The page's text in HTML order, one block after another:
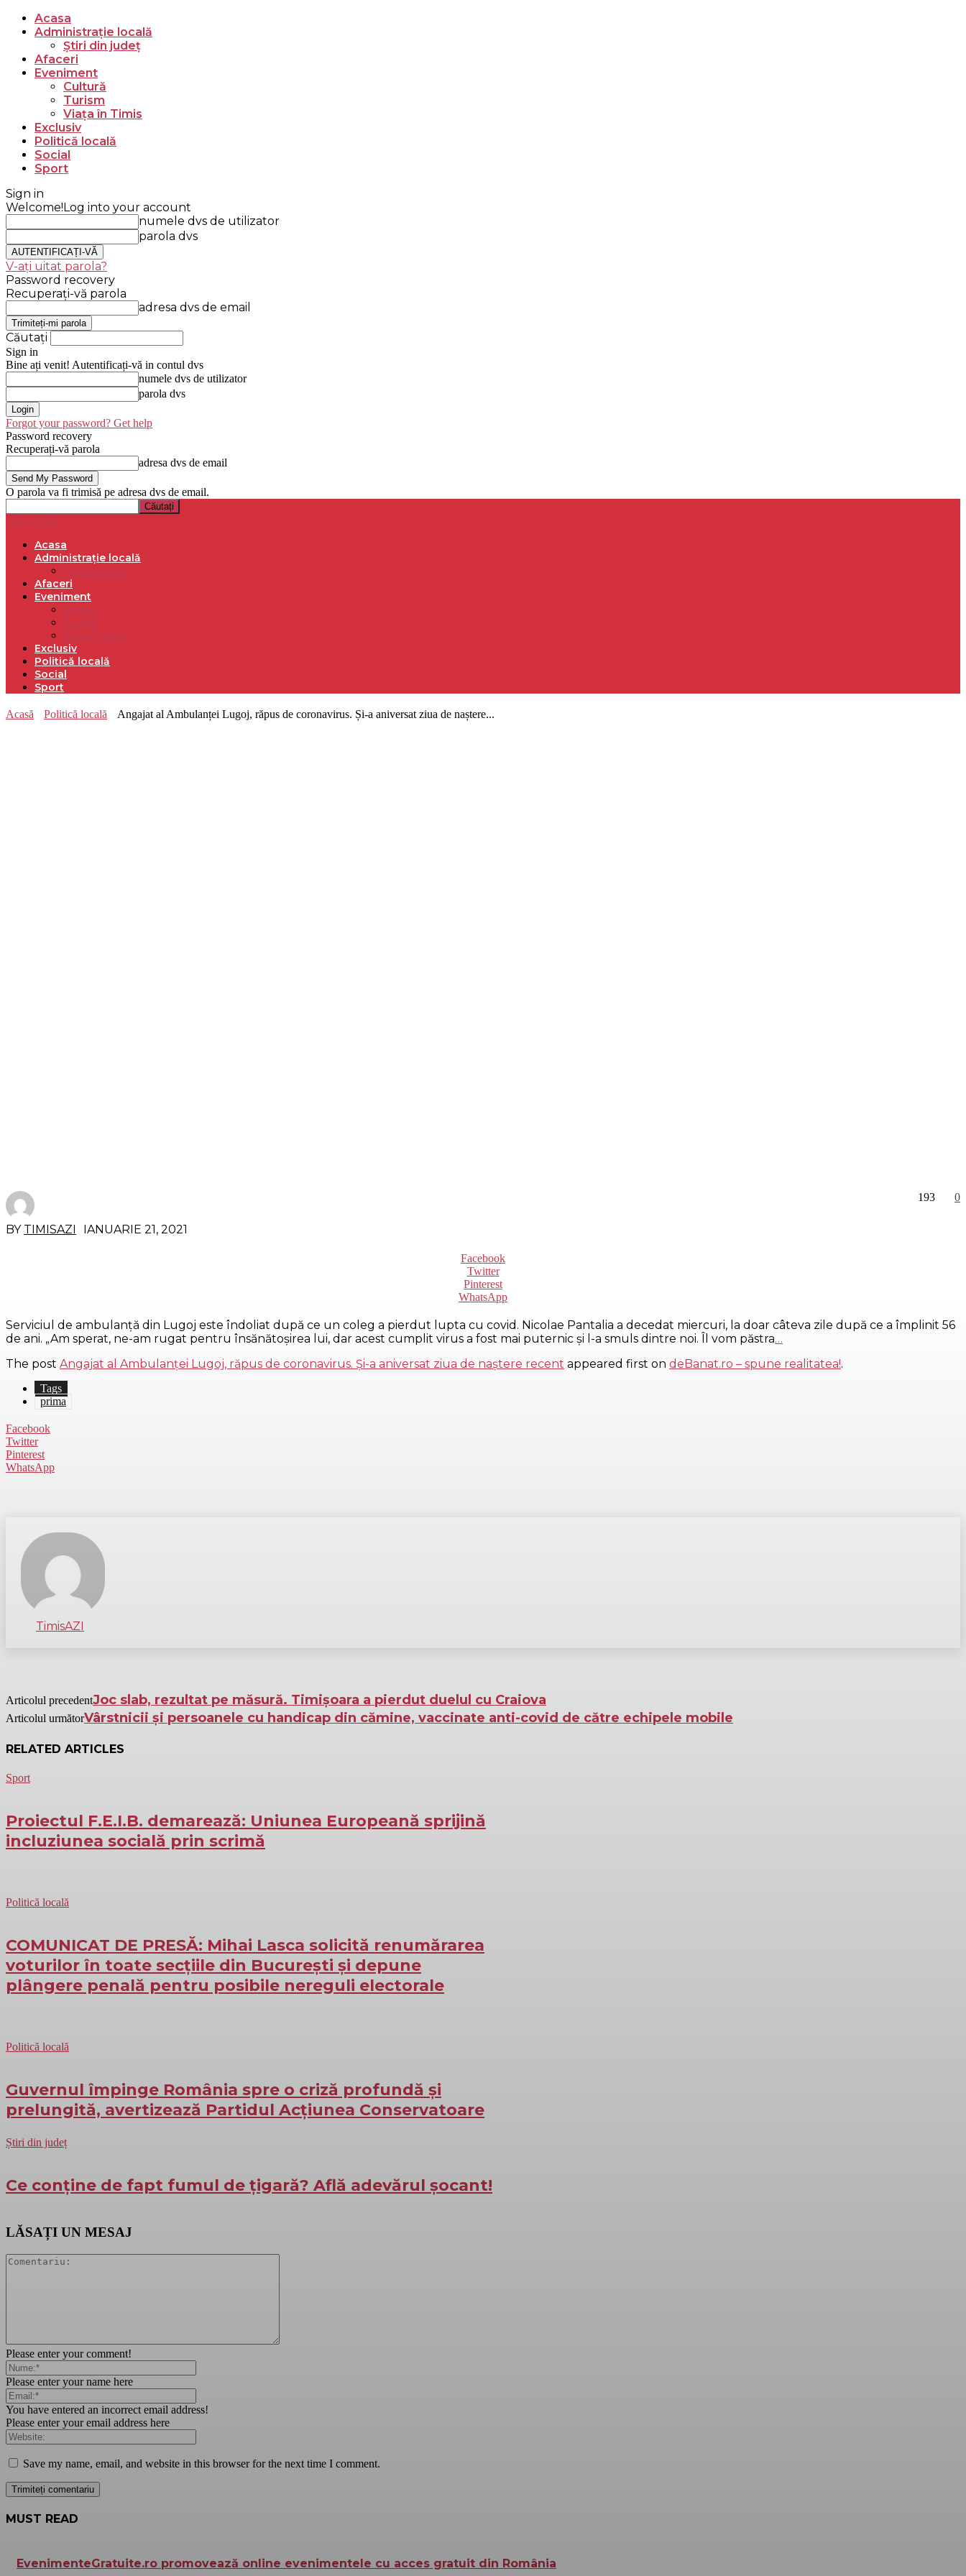
Acasa
Administrație locală
Știri din județ
Afaceri
Eveniment
Cultură
Turism
Viața în Timis
Exclusiv
Politică locală
Social
Sport
Sign in
Welcome!Log into your account
numele dvs de utilizator
parola dvs
V-ați uitat parola?
Password recovery
Recuperați-vă parola
adresa dvs de email
Căutați
Sign in
Bine ați venit! Autentificați-vă in contul dvs
numele dvs de utilizator
parola dvs
Forgot your password? Get help
Password recovery
Recuperați-vă parola
adresa dvs de email
O parola va fi trimisă pe adresa dvs de email.
Acasa
Administrație locală
Afaceri
Eveniment
Exclusiv
Politică locală
Social
Sport
Acasă Politică locală Angajat al Ambulanței Lugoj, răpus de coronavirus. Și-a aniversat ziua de naștere...
BY TIMISAZI IANUARIE 21, 2021
0
193
Facebook
Twitter
Pinterest
WhatsApp
Serviciul de ambulanță din Lugoj este îndoliat după ce un coleg a pierdut lupta cu covid. Nicolae Pantalia a decedat miercuri, la doar câteva zile după ce a împlinit 56
de ani. „Am sperat, ne-am rugat pentru însănătoșirea lui, dar acest cumplit virus a fost mai puternic și l-a smuls dintre noi. Îl vom păstra…
The post Angajat al Ambulanței Lugoj, răpus de coronavirus. Și-a aniversat ziua de naștere recent appeared first on deBanat.ro – spune realitatea!.
Tags
prima
Facebook
Twitter
Pinterest
WhatsApp
TimisAZI
Articolul precedentJoc slab, rezultat pe măsură. Timișoara a pierdut duelul cu Craiova
Articolul următorVârstnicii și persoanele cu handicap din cămine, vaccinate anti-covid de către echipele mobile
RELATED ARTICLES
Sport
Proiectul F.E.I.B. demarează: Uniunea Europeană sprijină
incluziunea socială prin scrimă
Politică locală
COMUNICAT DE PRESĂ: Mihai Lasca solicită renumărarea
voturilor în toate secțiile din București și depune
plângere penală pentru posibile nereguli electorale
Politică locală
Guvernul împinge România spre o criză profundă și
prelungită, avertizează Partidul Acțiunea Conservatoare
Știri din județ
Ce conține de fapt fumul de țigară? Află adevărul șocant!
LĂSAȚI UN MESAJ
Please enter your comment!
Please enter your name here
You have entered an incorrect email address!
Please enter your email address here
Save my name, email, and website in this browser for the next time I comment.
MUST READ
EvenimenteGratuite.ro promovează online evenimentele cu acces gratuit din România